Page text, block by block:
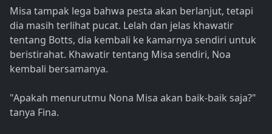
Misa tampak lega bahwa pesta akan berlanjut, tetapi
dia masih terlihat pucat. Lelah dan jelas khawatir
tentang Botts, dia kembali ke kamarnya sendiri untuk
beristirahat. Khawatir tentang Misa sendiri, Noa
kembali bersamanya.
"Apakah menurutmu Nona Misa akan baik-baik saja?"
tanya Fina.